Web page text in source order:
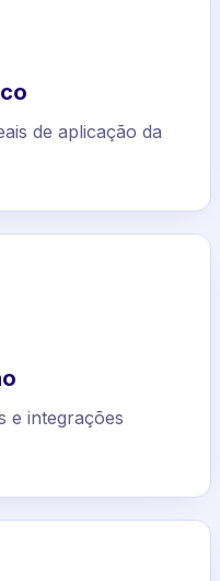
de aplicação da
e integrações